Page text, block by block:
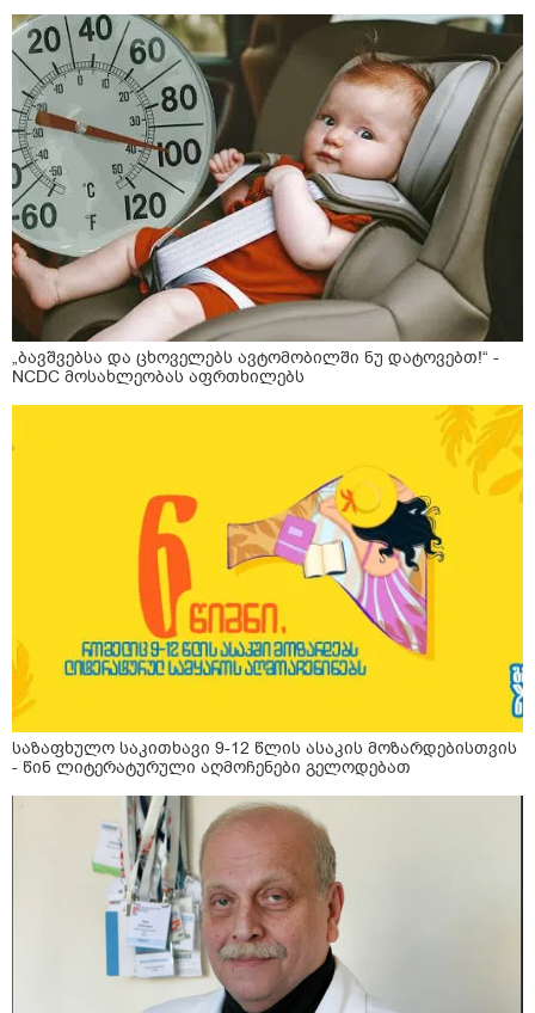
„ბავშვებსა და ცხოველებს ავტომობილში ნუ დატოვებთ!“ -
NCDC მოსახლეობას აფრთხილებს
საზაფხულო საკითხავი 9-12 წლის ასაკის მოზარდებისთვის
- წინ ლიტერატურული აღმოჩენები გელოდებათ